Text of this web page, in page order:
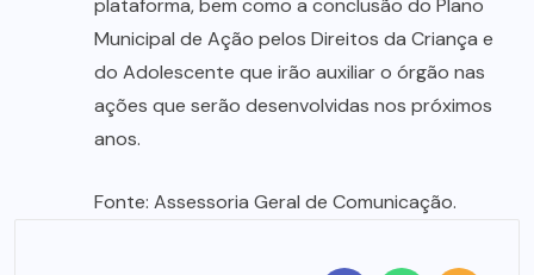
plataforma, bem como a conclusão do Plano
Municipal de Ação pelos Direitos da Criança e
do Adolescente que irão auxiliar o órgão nas
ações que serão desenvolvidas nos próximos
anos.
Fonte: Assessoria Geral de Comunicação.